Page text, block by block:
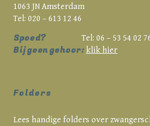
1063 JN Amsterdam
Tel: 020 – 613 12 46
Spoed? Tel: 06 – 53 54 02
Bij geen gehoor: klik hier
Folders
Lees handige folders over